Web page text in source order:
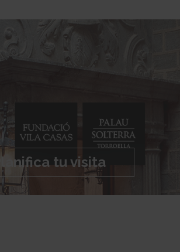
Planifica tu visita